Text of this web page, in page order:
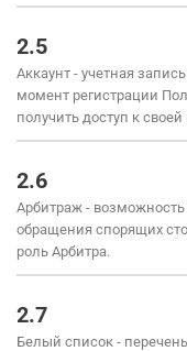
2.5
Аккаунт - учетная
момент регистрации
получить доступ к
2.6
Арбитраж -
обращения спорящих
роль Арбитра.
2.7
Белый список -